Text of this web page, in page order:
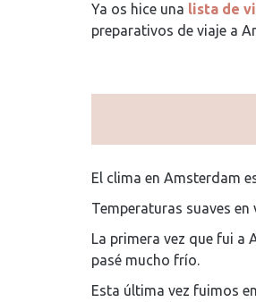
Ya os hice una lista de
preparativos de viaje a
El clima en Amsterdam
Temperaturas suaves
La primera vez que fui a
pasé mucho frío.
Esta última vez fuimos